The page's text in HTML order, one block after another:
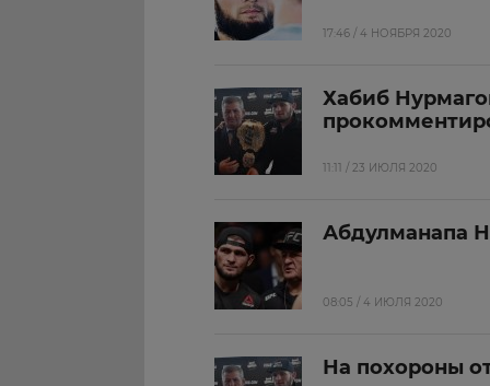
17:46 / 4 НОЯБРЯ 2020
Хабиб
11:11 / 23 ИЮЛЯ 2020
Абдулманапа
08:05 / 4 ИЮЛЯ 2020
На похороны